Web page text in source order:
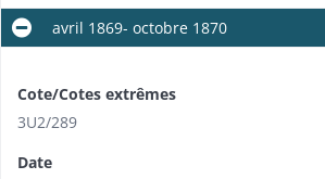
avril 1869- octobre 1870
Cote/Cotes extrêmes
3U2/289
Date